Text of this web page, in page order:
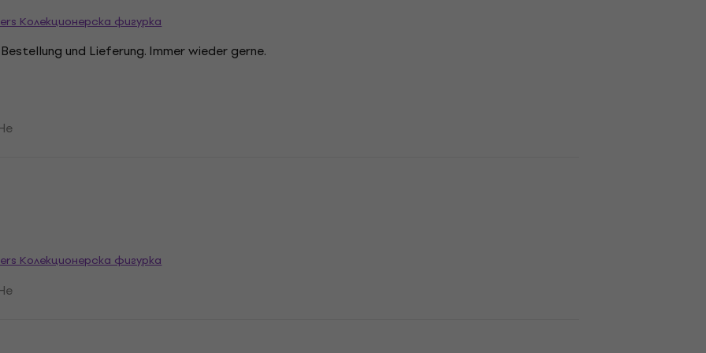
Колекционерска фигурка
und Lieferung. Immer wieder gerne.
Колекционерска фигурка